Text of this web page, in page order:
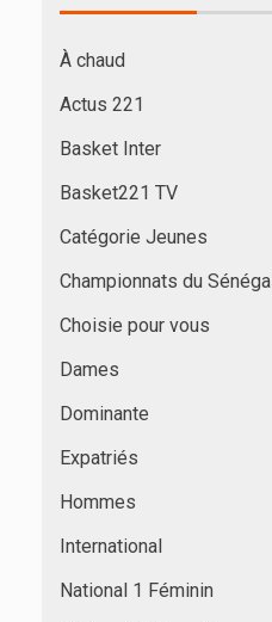
À chaud
Actus 221
Basket Inter
Basket221 TV
Catégorie Jeunes
Championnats du Sénégal
Choisie pour vous
Dames
Dominante
Expatriés
Hommes
International
National 1 Féminin